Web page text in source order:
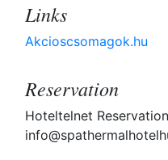
Links
Akcioscsomagok.hu
Reservation
Hoteltelnet